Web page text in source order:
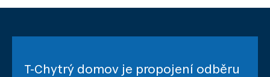
T-Chytrý domov je propojení odběru